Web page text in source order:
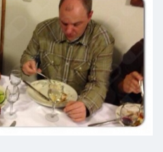
lo que pensamos y